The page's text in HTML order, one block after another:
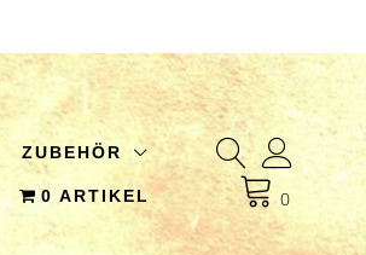
ZUBEHÖR
0 ARTIKEL 0